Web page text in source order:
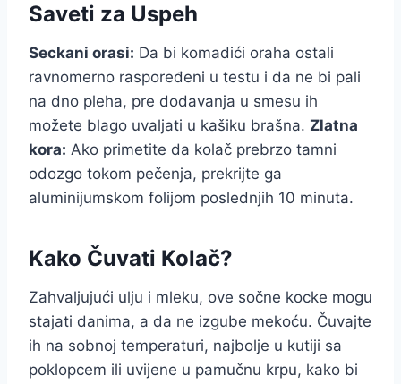
Saveti za Uspeh
Seckani orasi: Da bi komadići oraha ostali
ravnomerno raspoređeni u testu i da ne bi pali
na dno pleha, pre dodavanja u smesu ih
možete blago uvaljati u kašiku brašna. Zlatna
kora: Ako primetite da kolač prebrzo tamni
odozgo tokom pečenja, prekrijte ga
aluminijumskom folijom poslednjih 10 minuta.
Kako Čuvati Kolač?
Zahvaljujući ulju i mleku, ove sočne kocke mogu
stajati danima, a da ne izgube mekoću. Čuvajte
ih na sobnoj temperaturi, najbolje u kutiji sa
poklopcem ili uvijene u pamučnu krpu, kako bi